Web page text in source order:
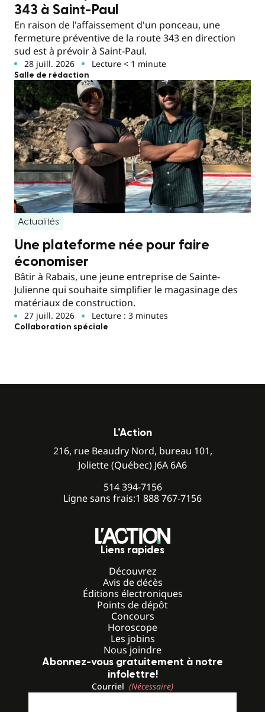
343 à Saint-Paul
En raison de l'affaissement d'un ponceau, une
fermeture préventive de la route 343 en direction
sud est à prévoir à Saint-Paul.
28 juill. 2026 Lecture < 1 minute
Salle de rédaction
Actualités
Une plateforme née pour faire
économiser
Bâtir à Rabais, une jeune entreprise de Sainte-
Julienne qui souhaite simplifier le magasinage des
matériaux de construction.
27 juill. 2026 Lecture : 3 minutes
Collaboration spéciale
L’Action
216, rue Beaudry Nord, bureau 101,
Joliette (Québec) J6A 6A6
514 394-7156
Ligne sans frais:1 888 767-7156
Liens rapides
Découvrez
Avis de décès
Éditions électroniques
Points de dépôt
Concours
Horoscope
Les jobins
Nous joindre
Abonnez-vous gratuitement à notre
infolettre!
Courriel (Nécessaire)